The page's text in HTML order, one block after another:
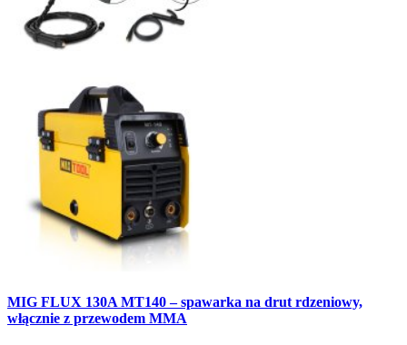
MIG FLUX 130A MT140 – spawarka na drut rdzeniowy,
włącznie z przewodem MMA